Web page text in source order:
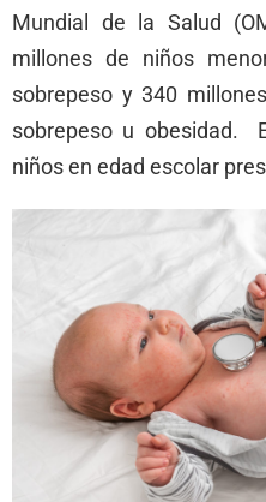
Mundial de la Salud
millones de niños
sobrepeso y 340
sobrepeso u obesidad.
niños en edad escolar